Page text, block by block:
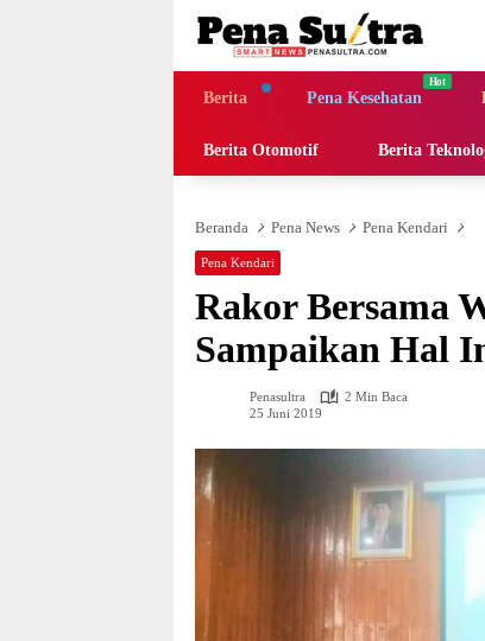
Berita Pena Kesehatan
Berita Otomotif Berita
Beranda Pena News Pena Kendari
Pena Kendari
Rakor Bersama
Sampaikan Hal
Penasultra
2 Min Baca
25 Juni 2019